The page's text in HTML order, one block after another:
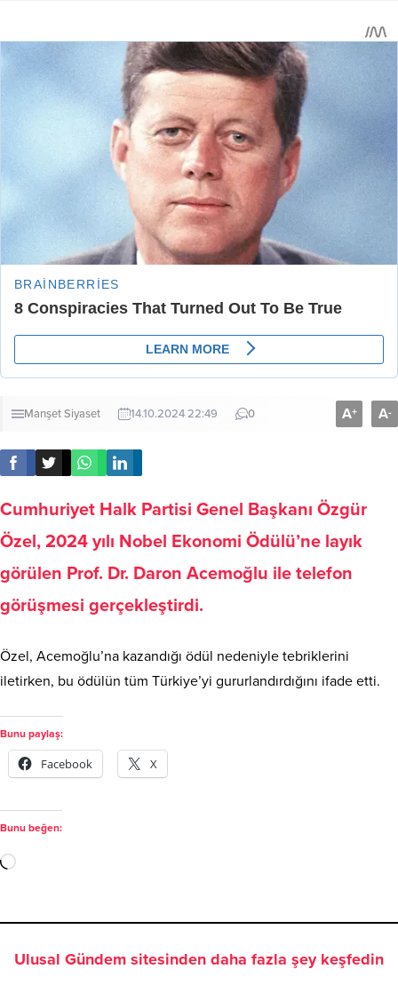
ManşetSiyaset 14.10.2024 22:49 0 A+ A-
Cumhuriyet Halk Partisi Genel Başkanı Özgür
Özel, 2024 yılı Nobel Ekonomi Ödülü’ne layık
görülen Prof. Dr. Daron Acemoğlu ile telefon
görüşmesi gerçekleştirdi.
Özel, Acemoğlu’na kazandığı ödül nedeniyle tebriklerini
iletirken, bu ödülün tüm Türkiye’yi gururlandırdığını ifade etti.
Bunu paylaş:
Facebook X
Bunu beğen:
Ulusal Gündem sitesinden daha fazla şey keşfedin